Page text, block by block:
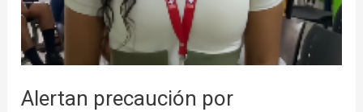
Alertan precaución por